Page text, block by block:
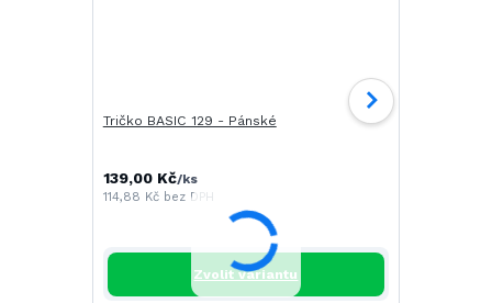
Tričko BASIC 129 - Pánské
139,00 Kč/ks
114,88 Kč bez DPH
Zvolit variantu